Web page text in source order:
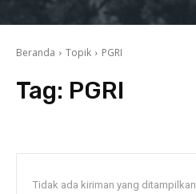
Beranda Topik PGRI
Tag: PGRI
Tidak ada kiriman yang ditampilkan